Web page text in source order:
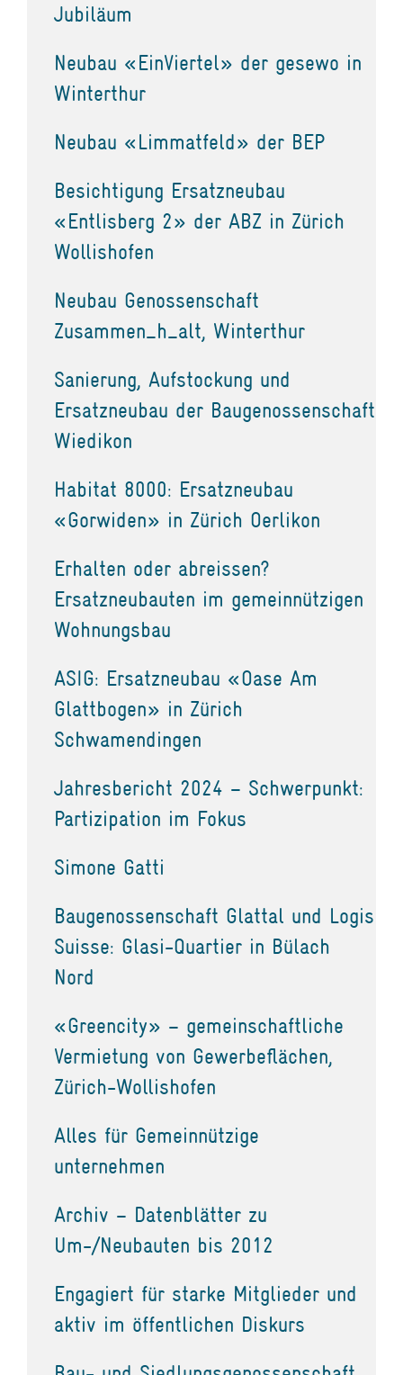
Jubiläum
Neubau «EinViertel» der gesewo in
Winterthur
Neubau «Limmatfeld» der BEP
Besichtigung Ersatzneubau
«Entlisberg 2» der ABZ in Zürich
Wollishofen
Neubau Genossenschaft
Zusammen_h_alt, Winterthur
Sanierung, Aufstockung und
Ersatzneubau der Baugenossenschaft
Wiedikon
Habitat 8000: Ersatzneubau
«Gorwiden» in Zürich Oerlikon
Erhalten oder abreissen?
Ersatzneubauten im gemeinnützigen
Wohnungsbau
ASIG: Ersatzneubau «Oase Am
Glattbogen» in Zürich
Schwamendingen
Jahresbericht 2024 – Schwerpunkt:
Partizipation im Fokus
Simone Gatti
Baugenossenschaft Glattal und Logis
Suisse: Glasi-Quartier in Bülach
Nord
«Greencity» – gemeinschaftliche
Vermietung von Gewerbeflächen,
Zürich-Wollishofen
Alles für Gemeinnützige
unternehmen
Archiv – Datenblätter zu
Um-/Neubauten bis 2012
Engagiert für starke Mitglieder und
aktiv im öffentlichen Diskurs